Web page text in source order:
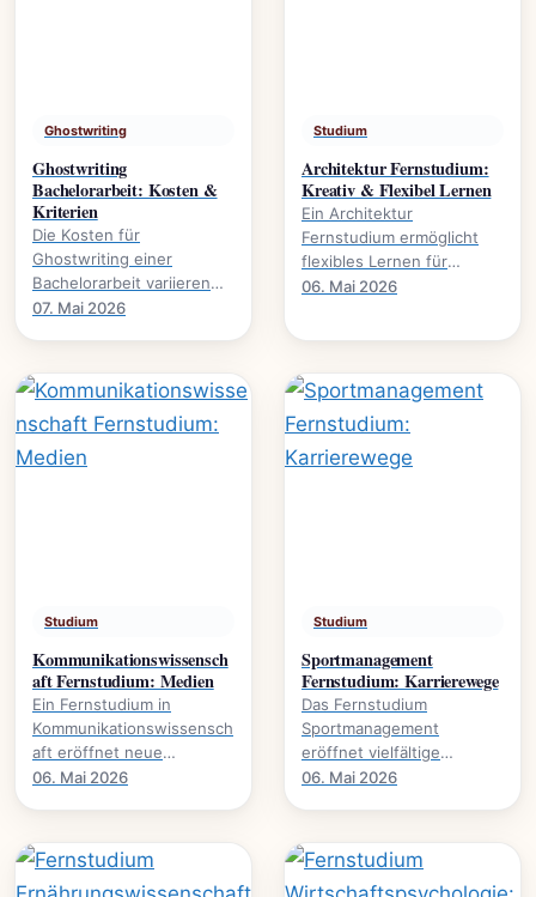
Ghostwriting
Ghostwriting
Bachelorarbeit: Kosten &
Kriterien
Die Kosten für
Ghostwriting einer
Bachelorarbeit variieren
stark. Dieser Leitfaden
und gibt.
07. Mai 2026
Studium
Architektur Fernstudium:
Kreativ & Flexibel Lernen
Ein Architektur
Fernstudium ermöglicht
flexibles Lernen für
kreative Köpfe.
06. Mai 2026
Studium
Kommunikationswissensch
aft Fernstudium: Medien
Ein Fernstudium in
Kommunikationswissensch
aft eröffnet neue
Perspektiven auf Medien,
Es.
06. Mai 2026
Studium
Sportmanagement
Fernstudium: Karrierewege
Das Fernstudium
Sportmanagement
eröffnet vielfältige
Karrierewege im
und welche.
06. Mai 2026